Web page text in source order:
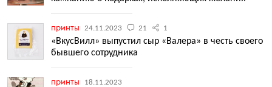
принты 24.11.2023 21 1
«ВкусВилл» выпустил сыр «Валера» в честь своего
бывшего сотрудника
принты 18.11.2023